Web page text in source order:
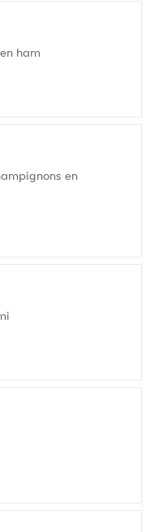
ham
en